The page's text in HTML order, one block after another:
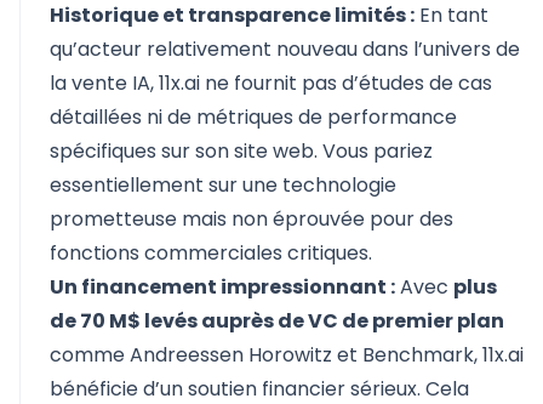
Historique et transparence limités : En tant
qu’acteur relativement nouveau dans l’univers de
la vente IA, 11x.ai ne fournit pas d’études de cas
détaillées ni de métriques de performance
spécifiques sur son site web. Vous pariez
essentiellement sur une technologie
prometteuse mais non éprouvée pour des
fonctions commerciales critiques.
Un financement impressionnant :Avec plus
de 70 M$ levés auprès de VC de premier plan
comme Andreessen Horowitz et Benchmark, 11x.ai
bénéficie d’un soutien financier sérieux. Cela